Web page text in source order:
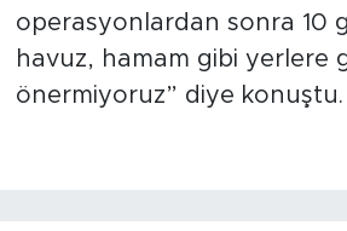
operasyonlardan sonra 10
havuz, hamam gibi yerlere
önermiyoruz” diye konuştu.